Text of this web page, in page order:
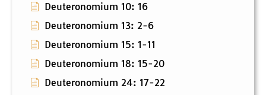
Deuteronomium 10: 16
Deuteronomium 13: 2-6
Deuteronomium 15: 1-11
Deuteronomium 18: 15-20
Deuteronomium 24: 17-22